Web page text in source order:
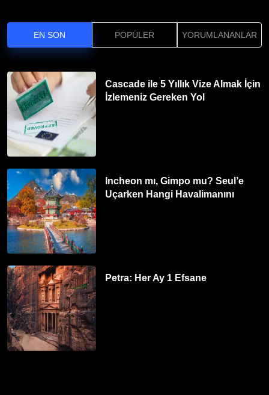
EN SON POPÜLER YORUMLANANLAR
Cascade ile 5 Yıllık Vize Almak İçin
İzlemeniz Gereken Yol
Incheon mı, Gimpo mu? Seul’e
Uçarken Hangi Havalimanını
Petra: Her Ay 1 Efsane